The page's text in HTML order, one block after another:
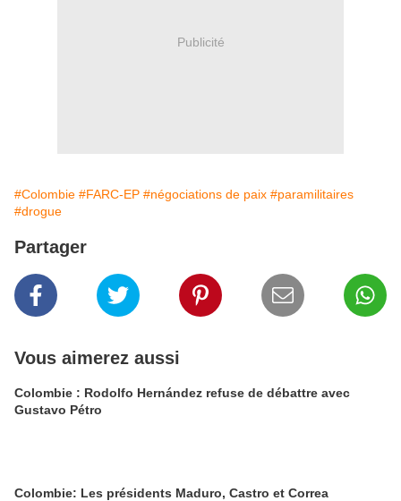
Publicité
#Colombie #FARC-EP #négociations de paix #paramilitaires
#drogue
Partager
Vous aimerez aussi
Colombie : Rodolfo Hernández refuse de débattre avec
Gustavo Pétro
Colombie: Les présidents Maduro, Castro et Correa